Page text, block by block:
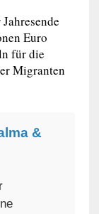
Euro
für die
Migranten
&